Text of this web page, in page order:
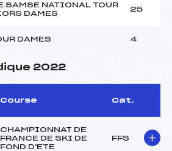
SAMSE NATIONAL TOUR
DAMES
25
DAMES 4
2022
Course Cat.
CHAMPIONNAT DE
FRANCE DE SKI DE
FOND D'ETE
FFS